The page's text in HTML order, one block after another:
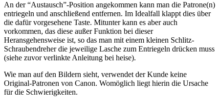
An der “Austausch”-Position angekommen kann man die Patrone(n)
entriegeln und anschließend entfernen. Im Idealfall klappt dies über
die dafür vorgesehene Taste. Mitunter kann es aber auch
vorkommen, das diese außer Funktion bei dieser
Heransgehensweise ist, so das man mit einem kleinen Schlitz-
Schraubendreher die jeweilige Lasche zum Entriegeln drücken muss
(siehe zuvor verlinkte Anleitung bei heise).
Wie man auf den Bildern sieht, verwendet der Kunde keine
Original-Patronen von Canon. Womöglich liegt hierin die Ursache
für die Schwierigkeiten.